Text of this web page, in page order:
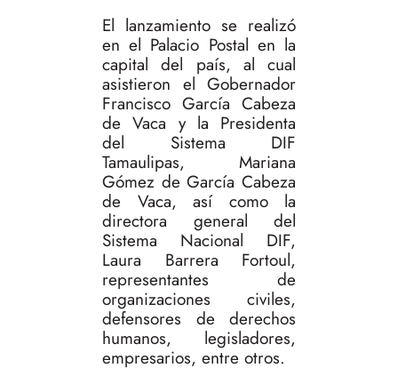
El lanzamiento se realizó
en el Palacio Postal en la
capital del país, al cual
asistieron el Gobernador
Francisco García Cabeza
de Vaca y la Presidenta
del Sistema DIF
Tamaulipas, Mariana
Gómez de García Cabeza
de Vaca, así como la
directora general del
Sistema Nacional DIF,
Laura Barrera Fortoul,
representantes de
organizaciones civiles,
defensores de derechos
humanos, legisladores,
empresarios, entre otros.